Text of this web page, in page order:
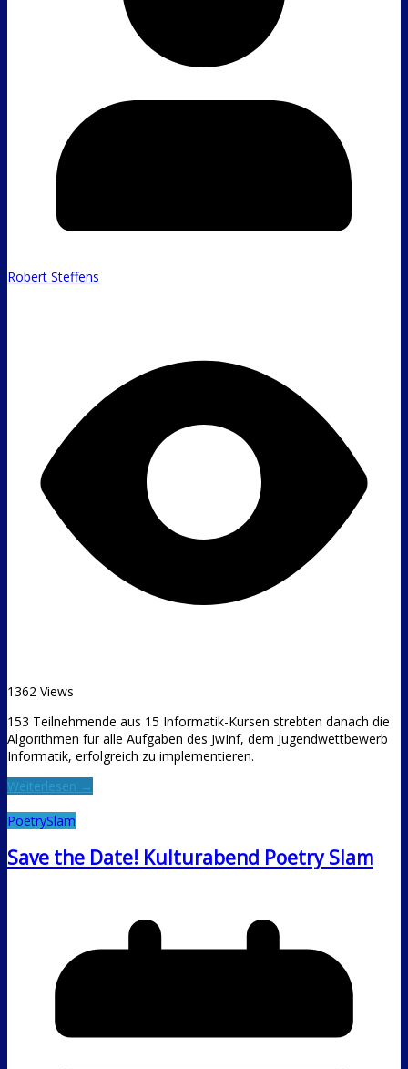
Robert Steffens
1362 Views
153 Teilnehmende aus 15 Informatik-Kursen strebten danach die
Algorithmen für alle Aufgaben des JwInf, dem Jugendwettbewerb
Informatik, erfolgreich zu implementieren.
Weiterlesen →
PoetrySlam
Save the Date! Kulturabend Poetry Slam